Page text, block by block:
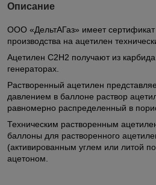
Описание
ООО «ДельтАГаз» имеет сертификат
производства на ацетилен
Ацетилен C2H2 получают из
генераторах.
Растворенный ацетилен
давлением в баллоне раствор
равномерно распределенный в
Техническим растворенным
баллоны для растворенного
(активированным углем или литой
ацетоном.